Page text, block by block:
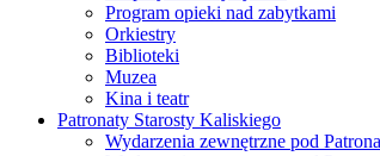
Program opieki nad zabytkami
Orkiestry
Biblioteki
Muzea
Kina i teatr
Patronaty Starosty Kaliskiego
Wydarzenia zewnętrzne pod